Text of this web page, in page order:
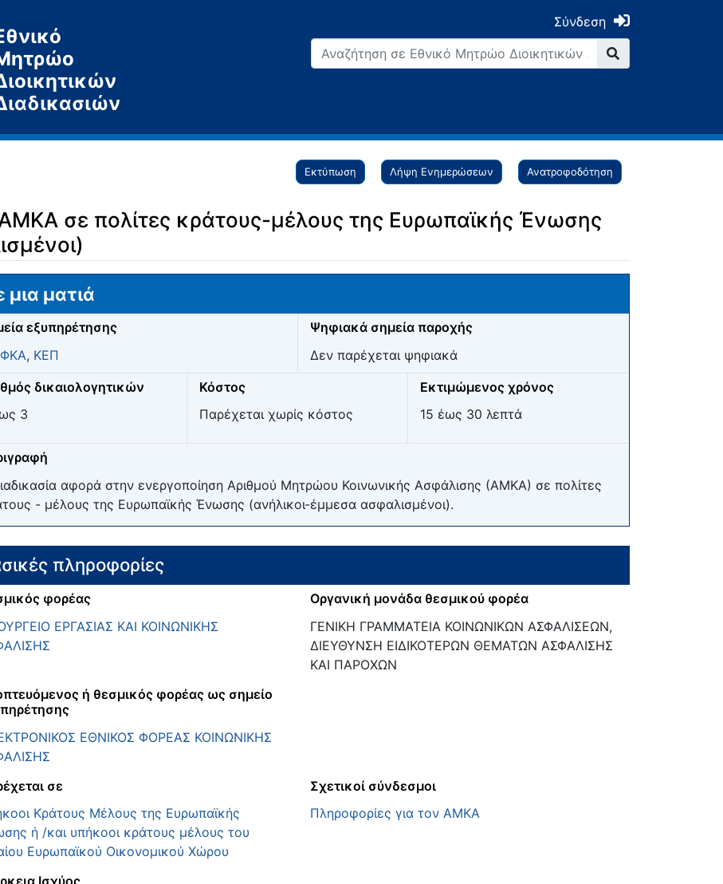
Σύνδεση
Εκτύπωση Λήψη Ενημερώσεων Ανατροφοδότηση
σε πολίτες κράτους-μέλους της Ευρωπαϊκής Ένωσης
μια ματιά
εξυπηρέτησης
, ΚΕΠ
Ψηφιακά σημεία παροχής
Δεν παρέχεται ψηφιακά
δικαιολογητικών
3
Κόστος
Παρέχεται χωρίς κόστος
Εκτιμώμενος χρόνος
15 έως 30 λεπτά
αφορά στην ενεργοποίηση Αριθμού Μητρώου Κοινωνικής Ασφάλισης (ΑΜΚΑ) σε πολίτες
- μέλους της Ευρωπαϊκής Ένωσης (ανήλικοι-έμμεσα ασφαλισμένοι).
πληροφορίες
φορέας
ΕΡΓΑΣΙΑΣ ΚΑΙ ΚΟΙΝΩΝΙΚΗΣ
Οργανική μονάδα θεσμικού φορέα
ΓΕΝΙΚΗ ΓΡΑΜΜΑΤΕΙΑ ΚΟΙΝΩΝΙΚΩΝ ΑΣΦΑΛΙΣΕΩΝ,
ΔΙΕΥΘΥΝΣΗ ΕΙΔΙΚΟΤΕΡΩΝ ΘΕΜΑΤΩΝ ΑΣΦΑΛΙΣΗΣ
ΚΑΙ ΠΑΡΟΧΩΝ
ή θεσμικός φορέας ως σημείο
ΕΘΝΙΚΟΣ ΦΟΡΕΑΣ ΚΟΙΝΩΝΙΚΗΣ
σε
Κράτους Μέλους της Ευρωπαϊκής
ή /και υπήκοοι κράτους μέλους του
Ευρωπαϊκού Οικονομικού Χώρου
Σχετικοί σύνδεσμοι
Πληροφορίες για τον ΑΜΚΑ